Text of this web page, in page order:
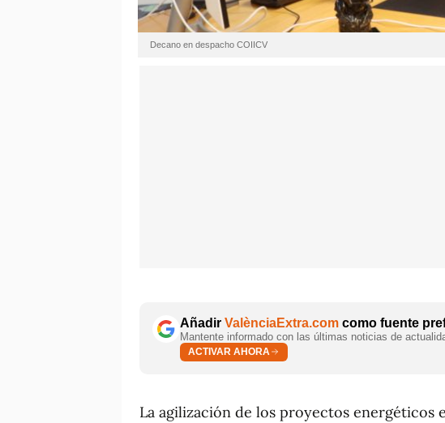
Decano en despacho COIICV
Añadir ValènciaExtra.com como fuente
Mantente informado con las últimas noticias de
ACTIVAR AHORA
La agilización de los proyectos energéticos